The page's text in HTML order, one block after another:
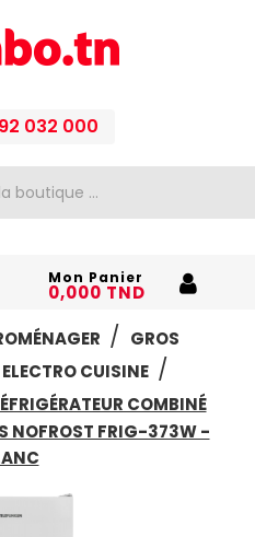
92 032 000
Mon Panier
0,000 TND
GROS
CUISINE
COMBINÉ
NOFROST FRIG-373W -